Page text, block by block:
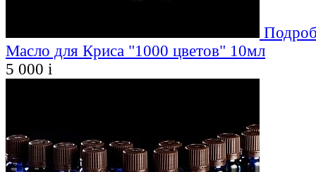
Масло для Криса "1000 цветов" 10мл
5 000 i